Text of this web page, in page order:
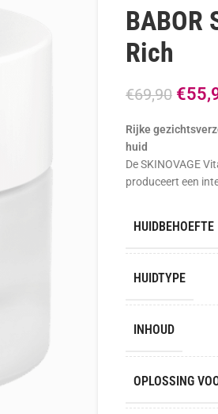
BABOR
Rich
€69,90 €
Rijke
huid
De SKINOVAGE
produceert een
HUIDBEHOEFTE
HUIDTYPE
INHOUD
OPLOSSING